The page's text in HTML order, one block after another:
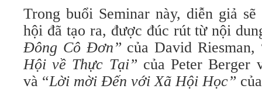
Trong buổi Seminar này, diễn giả
hội đã tạo ra, được đúc rút từ nội
Đông Cô Đơn” của David Riesman,
Hội về Thực Tại” của Peter Berger
và “Lời mời Đến với Xã Hội Học”